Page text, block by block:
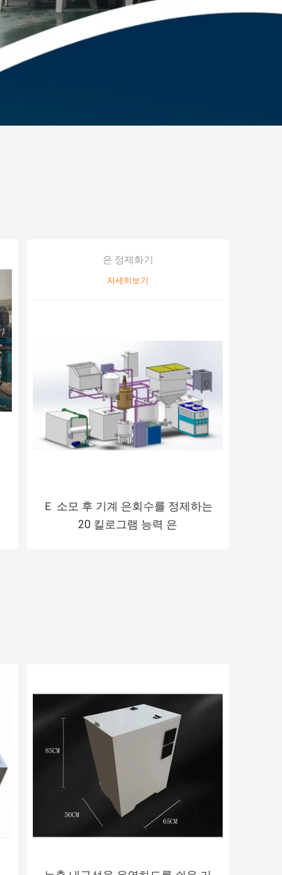
은 정제화기
자세히보기
Ｅ 소모 후 기계 은회수를 정제하는
20 킬로그램 능력 은